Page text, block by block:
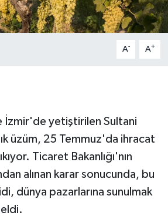
A- A+
İzmir'de yetiştirilen Sultani
üzüm, 25 Temmuz'da ihracat
Ticaret Bakanlığı'nın
alınan karar sonucunda, bu
dünya pazarlarına sunulmak